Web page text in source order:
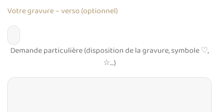
Votre gravure – verso (optionnel)
Demande particulière (disposition de la gravure, symbole ♡,
☆…)